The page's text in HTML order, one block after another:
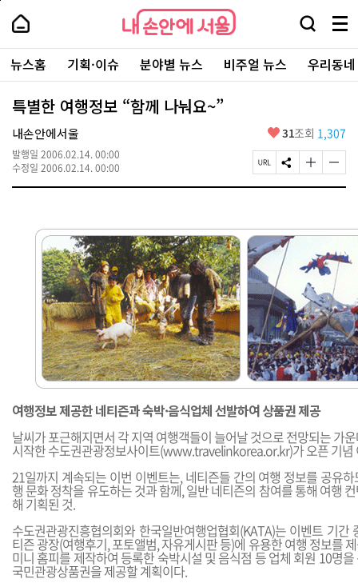
본
로
가
내
손
안
에
서
울
-
서
울
시
대
표
소
내
손
에
울
검
창
열
기
메
뉴
전
체
보
주
요
서
뉴스홈 기획·이슈 분야별 뉴스 비주얼 뉴스 우리동
특별한 여행정보 “함께 나눠요~”
내손안에서울
발행일 2006.02.14. 00:00
수정일 2006.02.14. 00:00
좋
요
31조회 1,307
페
이
L
복
S
N
하
기
글
자
게
변
경
하
기
글
자
게
변
경
하
기
여행정보 제공한 네티즌과 숙박·음식업체 선발하여 상품권 제공
날씨가 포근해지면서 각 지역 여행객들이 늘어날 것으로 전망되는 가
시작한 수도권관광정보사이트(www.travelinkorea.or.kr)가 오픈 기
21일까지 계속되는 이번 이벤트는, 네티즌들 간의 여행 정보를 공유
행 문화 정착을 유도하는 것과 함께, 일반 네티즌의 참여를 통해 여행
해 기획된 것.
수도권관광진흥협의회와 한국일반여행업협회(KATA)는 이벤트 기간
티즌 광장(여행후기, 포토앨범, 자유게시판 등)에 유용한 여행 정보를
미니 홈피를 제작하여 등록한 숙박시설 및 음식점 등 업체 회원 10명
국민관광상품권을 제공할 계획이다.
페
상
단
로